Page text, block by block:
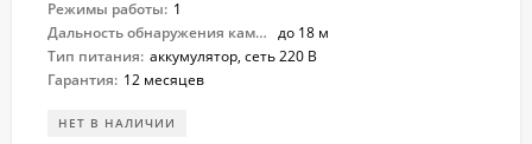
Режимы работы: 1
Дальность обнаружения камер: до 18 м
Тип питания: аккумулятор, сеть 220 В
Гарантия: 12 месяцев
НЕТ В НАЛИЧИИ